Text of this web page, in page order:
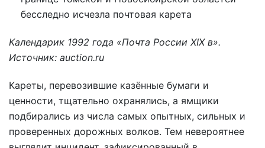
Календарик 1992 года «Почта России XIX в».
Источник: auction.ru
Кареты, перевозившие казённые бумаги и
ценности, тщательно охранялись, а ямщики
подбирались из числа самых опытных, сильных и
проверенных дорожных волков. Тем невероятнее